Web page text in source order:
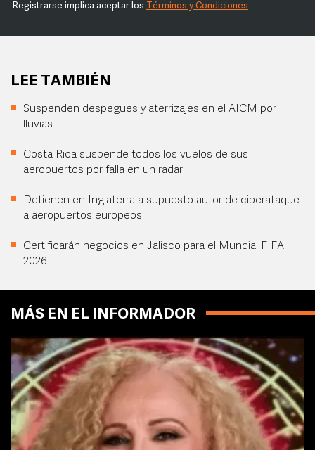
Registrarse implica aceptar los Términos y Condiciones
LEE TAMBIÉN
Suspenden despegues y aterrizajes en el AICM por
lluvias
Costa Rica suspende todos los vuelos de sus
aeropuertos por falla en un radar
Detienen en Inglaterra a supuesto autor de ciberataque
a aeropuertos europeos
Certificarán negocios en Jalisco para el Mundial FIFA
2026
MÁS EN EL INFORMADOR